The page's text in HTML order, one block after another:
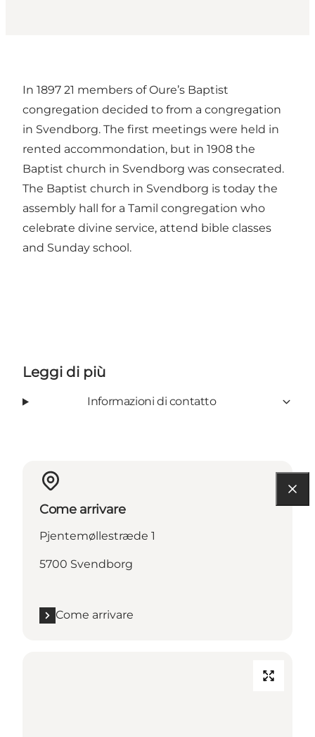
In 1897 21 members of Oure’s Baptist
congregation decided to from a congregation
in Svendborg. The first meetings were held in
rented accommondation, but in 1908 the
Baptist church in Svendborg was consecrated.
The Baptist church in Svendborg is today the
assembly hall for a Tamil congregation who
celebrate divine service, attend bible classes
and Sunday school.
Leggi di più
Informazioni di contatto
Come arrivare
Pjentemøllestræde 1
5700 Svendborg
Come arrivare